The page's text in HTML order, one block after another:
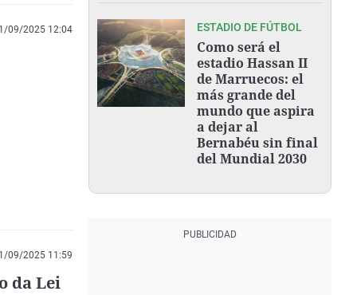
09/2025 12:04
09/2025 11:59
da Lei
ESTADIO DE FÚTBOL
Como será el
estadio Hassan II
de Marruecos: el
más grande del
mundo que aspira
a dejar al
Bernabéu sin final
del Mundial 2030